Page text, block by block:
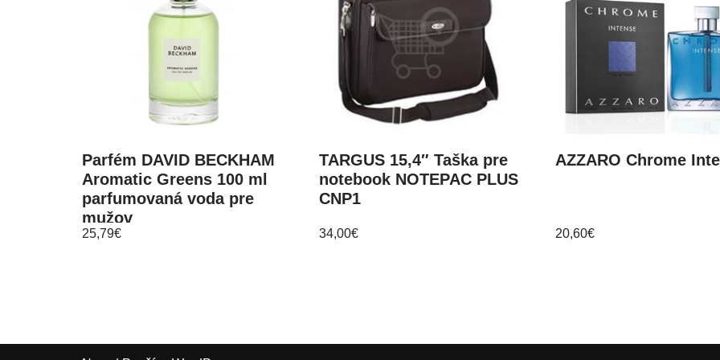
Parfém DAVID BECKHAM
Aromatic Greens 100 ml
parfumovaná voda pre
mužov
25,79€
TARGUS 15,4″ Taška pre
notebook NOTEPAC PLUS
CNP1
34,00€
AZZARO Chrome
20,60€